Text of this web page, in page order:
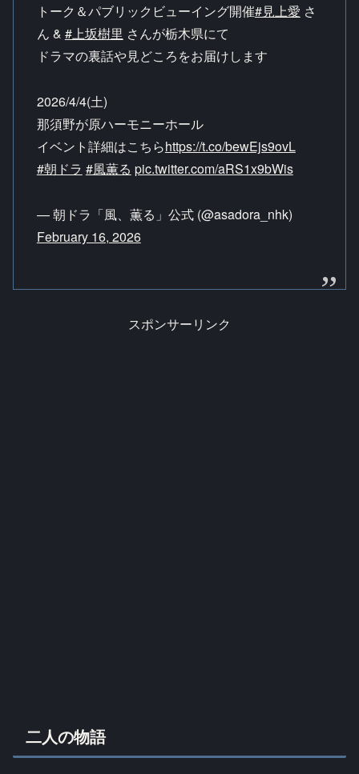
トーク＆パブリックビューイング開催#見上愛 さ
ん & #上坂樹里 さんが栃木県にて
ドラマの裏話や見どころをお届けします
2026/4/4(土)
那須野が原ハーモニーホール
イベント詳細はこちらhttps://t.co/bewEjs9ovL
#朝ドラ #風薫る pic.twitter.com/aRS1x9bWis
— 朝ドラ「風、薫る」公式 (@asadora_nhk)
February 16, 2026
スポンサーリンク
二人の物語